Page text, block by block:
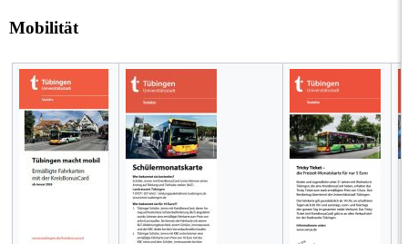
Mobilität